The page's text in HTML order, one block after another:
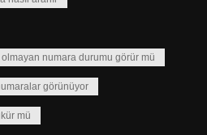
olmayan numara durumu görür mü
görünüyor
mü